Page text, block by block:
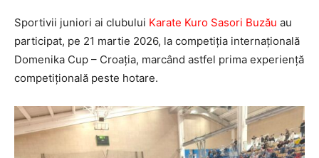
Sportivii juniori ai clubului Karate Kuro Sasori Buzău au
participat, pe 21 martie 2026, la competiția internațională
Domenika Cup – Croația, marcând astfel prima experiență
competițională peste hotare.